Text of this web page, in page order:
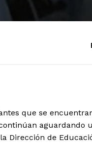
que se
Dirección de